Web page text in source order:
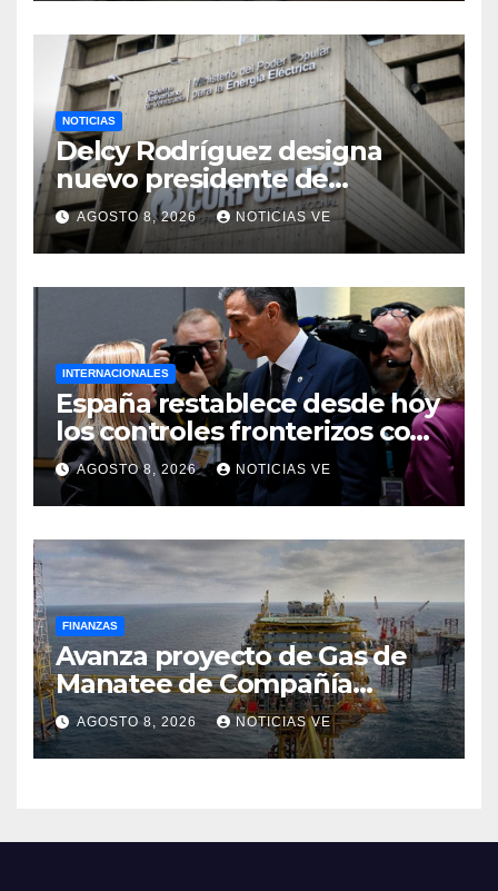
NOTICIAS
Delcy Rodríguez designa
nuevo presidente de
Corpoelec y nuevo
viceministro de Servicios
Eléctricos
AGOSTO 8, 2026 NOTICIAS VE
INTERNACIONALES
España restablece desde hoy
los controles fronterizos con
Italia tras el rechazo de Roma
a retirar las restricciones
AGOSTO 8, 2026 NOTICIAS VE
FINANZAS
Avanza proyecto de Gas de
Manatee de Compañía
Nacional de Gas de Trinidad y
Tobago
AGOSTO 8, 2026 NOTICIAS VE